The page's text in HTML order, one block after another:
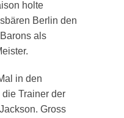
holte
Berlin den
als
in den
Trainer der
Gross